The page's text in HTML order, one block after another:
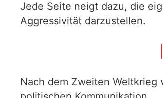
Jede Seite neigt dazu, die
Aggressivität darzustellen.
Nach dem Zweiten